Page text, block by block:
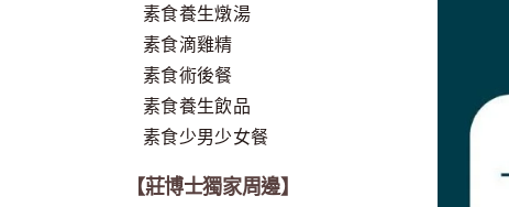
素食養生燉湯
素食滴雞精
素食術後餐
素食養生飲品
素食少男少女餐
【莊博士獨家周邊】